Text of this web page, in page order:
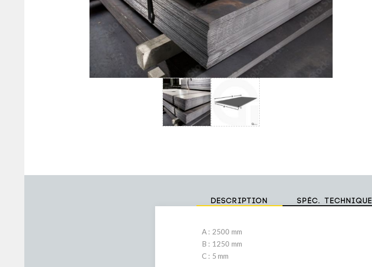
Description Spéc. technique
A : 2500 mm
B : 1250 mm
C : 5 mm